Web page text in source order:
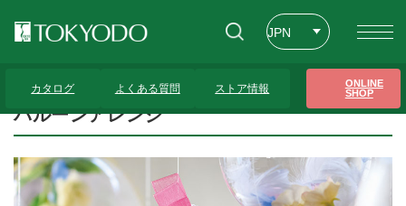
JPN
カタログ よくある質問 ストア情報
ONLINE
SHOP
バルーンアレンジ
バルーンアレンジ